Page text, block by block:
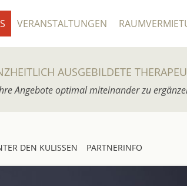
VERANSTALTUNGEN
AUSGEBILDETE
Angebote optimal miteinander zu
DEN KULISSEN PARTNERINFO